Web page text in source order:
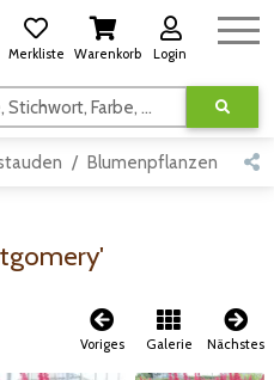
Merkliste Warenkorb Login
Suchen nach Kategorie, Name, Stichwort, Farbe, usw.
Blumenpflanzen
Voriges Galerie Nächstes